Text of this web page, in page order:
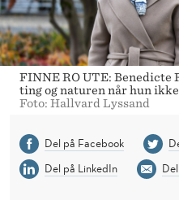
FINNE RO UTE: Benedicte
ting og naturen når hun
Foto: Hallvard Lyssand
Del på Facebook
Del på LinkedIn